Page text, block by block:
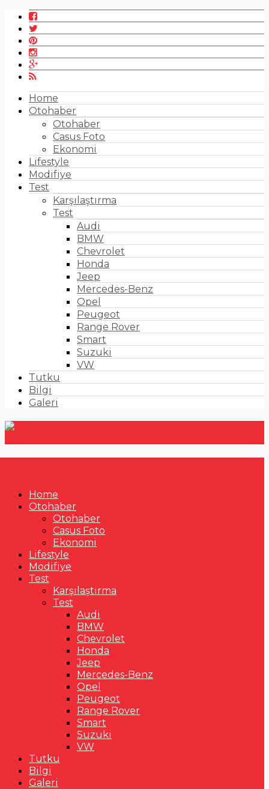
Home
Otohaber
Otohaber
Casus Foto
Ekonomi
Lifestyle
Modifiye
Test
Karşılaştırma
Test
Audi
BMW
Chevrolet
Honda
Jeep
Mercedes-Benz
Opel
Peugeot
Range Rover
Smart
Suzuki
VW
Tutku
Bilgi
Galeri
Home
Otohaber
Otohaber
Casus Foto
Ekonomi
Lifestyle
Modifiye
Test
Karşılaştırma
Test
Audi
BMW
Chevrolet
Honda
Jeep
Mercedes-Benz
Opel
Peugeot
Range Rover
Smart
Suzuki
VW
Tutku
Bilgi
Galeri